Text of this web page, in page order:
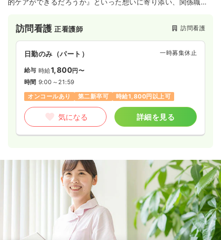
訪問看護正看護師 訪問看護
日勤のみ（パート） 一時募集休止
給与 時給1,800円〜
時間 9:00～21:59
オンコールあり
第二新卒可 時給1,800円以上可
気になる 詳細を見る